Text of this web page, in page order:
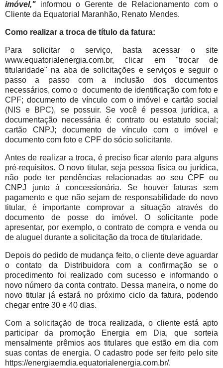
imóvel," informou o Gerente de Relacionamento com o
Cliente da Equatorial Maranhão, Renato Mendes.
Como realizar a troca de título da fatura:
Para solicitar o serviço, basta acessar o site
www.equatorialenergia.com.br, clicar em "trocar de
titularidade" na aba de solicitações e serviços e seguir o
passo a passo com a inclusão dos documentos
necessários, como o documento de identificação com foto e
CPF; documento de vínculo com o imóvel e cartão social
(NIS e BPC), se possuir. Se você é pessoa jurídica, a
documentação necessária é: contrato ou estatuto social;
cartão CNPJ; documento de vínculo com o imóvel e
documento com foto e CPF do sócio solicitante.
Antes de realizar a troca, é preciso ficar atento para alguns
pré-requisitos. O novo titular, seja pessoa física ou jurídica,
não pode ter pendências relacionadas ao seu CPF ou
CNPJ junto à concessionária. Se houver faturas sem
pagamento e que não sejam de responsabilidade do novo
titular, é importante comprovar a situação através do
documento de posse do imóvel. O solicitante pode
apresentar, por exemplo, o contrato de compra e venda ou
de aluguel durante a solicitação da troca de titularidade.
Depois do pedido de mudança feito, o cliente deve aguardar
o contato da Distribuidora com a confirmação se o
procedimento foi realizado com sucesso e informando o
novo número da conta contrato. Dessa maneira, o nome do
novo titular já estará no próximo ciclo da fatura, podendo
chegar entre 30 e 40 dias.
Com a solicitação de troca realizada, o cliente está apto
participar da promoção Energia em Dia, que sorteia
mensalmente prêmios aos titulares que estão em dia com
suas contas de energia. O cadastro pode ser feito pelo site
https://energiaemdia.equatorialenergia.com.br/.